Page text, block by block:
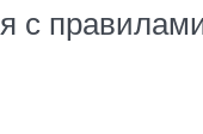
с